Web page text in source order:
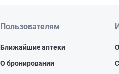
Пользователям
Ближайшие аптеки
О бронировании